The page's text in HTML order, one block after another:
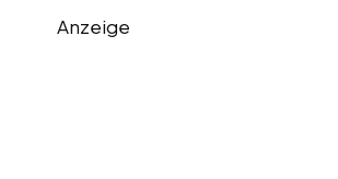
Anzeige